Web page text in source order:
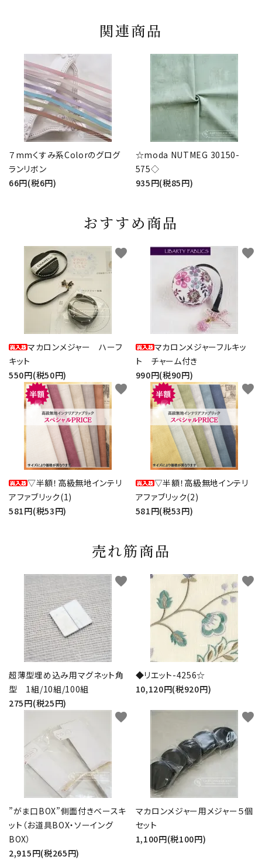
関連商品
７mmくすみ系Colorのグログ
ランリボン
66円(税6円)
☆moda NUTMEG 30150-
575◇
935円(税85円)
おすすめ商品
マカロンメジャー ハーフ
キット
550円(税50円)
favorite
マカロンメジャーフルキッ
ト チャーム付き
990円(税90円)
favorite
▽半額！高級無地インテリ
アファブリック(1)
581円(税53円)
favorite
▽半額！高級無地インテリ
アファブリック(2)
581円(税53円)
favorite
売れ筋商品
超薄型埋め込み用マグネット角
型 1組/10組/100組
275円(税25円)
favorite
◆リエット-4256☆
10,120円(税920円)
favorite
”がま口BOX”側面付きベースキ
ット（お道具BOX・ソーイング
BOX）
2,915円(税265円)
favorite
マカロンメジャー用メジャー５個
セット
1,100円(税100円)
favorite